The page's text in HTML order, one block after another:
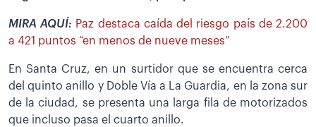
MIRA AQUÍ: Paz destaca caída del riesgo país de 2.200
a 421 puntos “en menos de nueve meses”
En Santa Cruz, en un surtidor que se encuentra cerca
del quinto anillo y Doble Vía a La Guardia, en la zona sur
de la ciudad, se presenta una larga fila de motorizados
que incluso pasa el cuarto anillo.